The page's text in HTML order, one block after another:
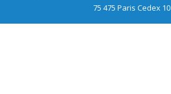
75 475 Paris Cedex 10